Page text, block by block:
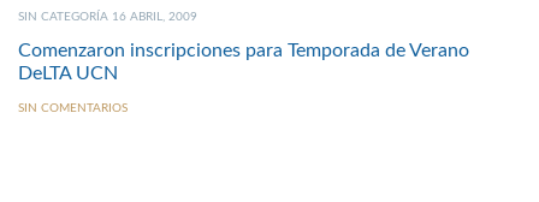
SIN CATEGORÍA 16 ABRIL, 2009
Comenzaron inscripciones para Temporada de Verano
DeLTA UCN
SIN COMENTARIOS